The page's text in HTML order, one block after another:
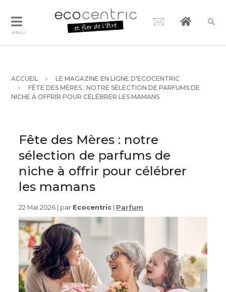
MENU
ACCUEIL
LE MAGAZINE EN LIGNE D'ECOCENTRIC
FÊTE DES MÈRES : NOTRE SÉLECTION DE PARFUMS DE
NICHE À OFFRIR POUR CÉLÉBRER LES MAMANS
Fête des Mères : notre
sélection de parfums de
niche à offrir pour célébrer
les mamans
22 Mai 2026 | par Ecocentric Parfum